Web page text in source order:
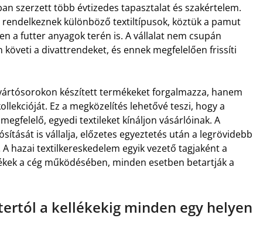
szerzett több évtizedes tapasztalat és szakértelem.
különböző textiltípusok, köztük a pamut
a futter anyagok terén is. A vállalat nem csupán
a divattrendeket, és ennek megfelelően frissíti
készített termékeket forgalmazza, hanem
Ez a megközelítés lehetővé teszi, hogy a
egyedi textileket kínáljon vásárlóinak. A
is vállalja, előzetes egyeztetés után a legrövidebb
hazai textilkereskedelem egyik vezető tagjaként a
a cég működésében, minden esetben betartják a
a kellékekig minden egy helyen